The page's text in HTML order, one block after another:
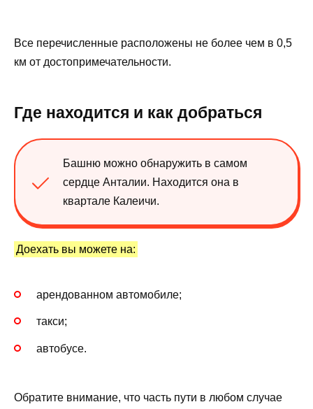
Все перечисленные расположены не более чем в 0,5
км от достопримечательности.
Где находится и как добраться
Башню можно обнаружить в самом
сердце Анталии. Находится она в
квартале Калеичи.
Доехать вы можете на:
арендованном автомобиле;
такси;
автобусе.
Обратите внимание, что часть пути в любом случае